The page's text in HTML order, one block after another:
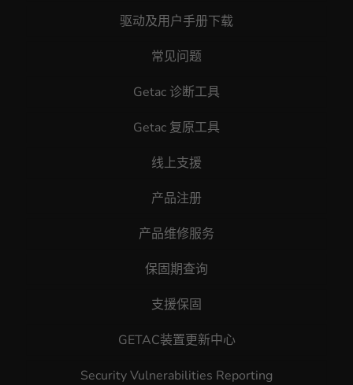
驱动及用户手册下载
常见问题
Getac 诊断工具
Getac 复原工具
线上支援
产品注册
产品维修服务
保固期查询
支援保固
GETAC装置更新中心
Security Vulnerabilities Reporting